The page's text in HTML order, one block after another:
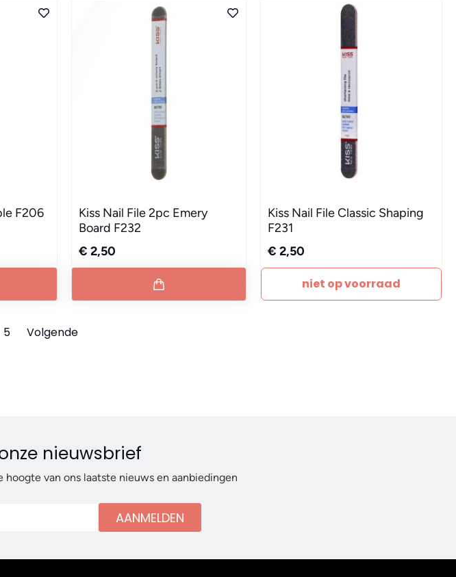
F206
Kiss Nail File 2pc Emery
Board F232
€ 2,50
Kiss Nail File Classic Shaping
F231
€ 2,50
niet op voorraad
5 Volgende
nieuwsbrief
van ons laatste nieuws en aanbiedingen
AANMELDEN